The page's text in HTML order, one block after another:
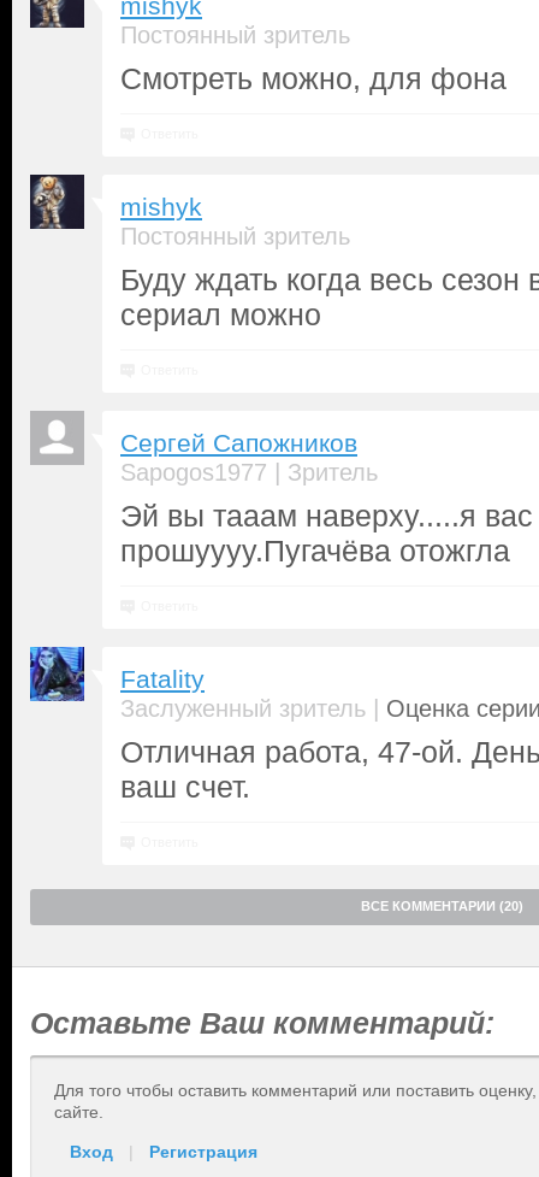
mishyk
Постоянный зритель
Смотреть можно, для фона
mishyk
Постоянный зритель
Буду ждать когда весь сезон
сериал можно
Сергей Сапожников
Sapogos1977 | Зритель
Эй вы тааам наверху.....я
прошуууу.Пугачёва отожгла
Fatality
Заслуженный зритель | Оценка
Отличная работа, 47-ой.
ваш счет.
ВСЕ КОММЕНТАРИИ (20)
Оставьте Ваш комментарий:
Для того чтобы оставить комментарий или поставить
сайте.
Вход | Регистрация